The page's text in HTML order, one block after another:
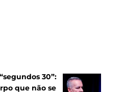
30”:
que não se